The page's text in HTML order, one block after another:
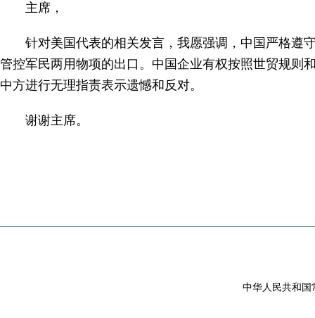
主席，
针对美国代表的相关发言，我愿强调，中国严格遵
管控军民两用物项的出口。中国企业有权按照世贸规则
中方进行无理指责表示遗憾和反对。
谢谢主席。
中华人民共和国